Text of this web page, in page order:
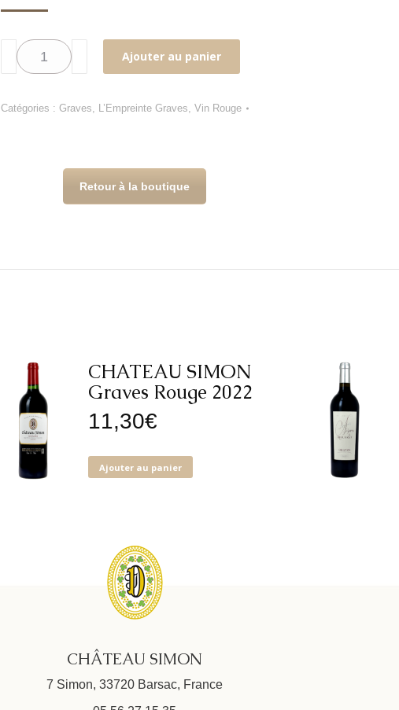
quantité
SIMON
Ajouter au panier
Catégories : Graves, L’Empreinte Graves, Vin Rouge
Retour à la boutique
CHATEAU SIMON
Graves Rouge 2022
11,30€
Ajouter au panier
CHÂTEAU SIMON
7 Simon, 33720 Barsac, France